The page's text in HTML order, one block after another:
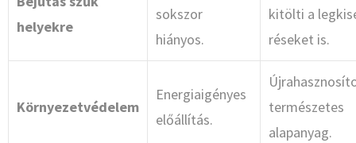
helyekre
sokszor
hiányos.
kitölti a
réseket is.
Környezetvédelem
Energiaigényes
előállítás.
természetes
alapanyag.